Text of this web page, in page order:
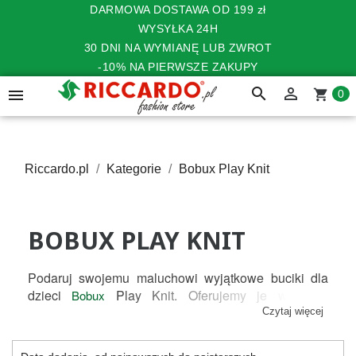
DARMOWA DOSTAWA OD 199 zł
WYSYŁKA 24H
30 DNI NA WYMIANĘ LUB ZWROT
-10% NA PIERWSZE ZAKUPY
 search  shopping_cart 0
Riccardo.pl Kategorie Bobux Play Knit
BOBUX PLAY KNIT
Podaruj swojemu maluchowi wyjątkowe buciki dla
dzieci Bobux
Play Knit. Oferujemy je w wielu
rozmiarach i kolorach, dzięki czemu bez trudu można
Czytaj więcej